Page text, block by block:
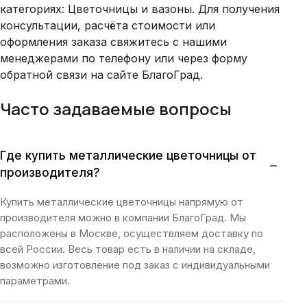
категориях: Цветочницы и вазоны. Для получения
консультации, расчёта стоимости или
оформления заказа свяжитесь с нашими
менеджерами по телефону или через форму
обратной связи на сайте БлагоГрад.
Часто задаваемые вопросы
Где купить металлические цветочницы от
производителя?
−
Купить металлические цветочницы напрямую от
производителя можно в компании БлагоГрад. Мы
расположены в Москве, осуществляем доставку по
всей России. Весь товар есть в наличии на складе,
возможно изготовление под заказ с индивидуальными
параметрами.